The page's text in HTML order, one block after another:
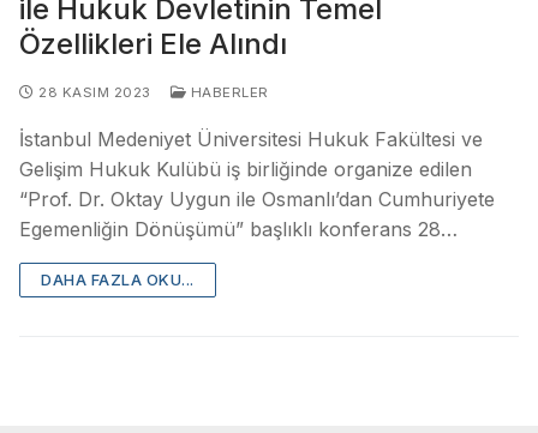
ile Hukuk Devletinin Temel
Özellikleri Ele Alındı
28 KASIM 2023 HABERLER
İstanbul Medeniyet Üniversitesi Hukuk Fakültesi ve
Gelişim Hukuk Kulübü iş birliğinde organize edilen
“Prof. Dr. Oktay Uygun ile Osmanlı’dan Cumhuriyete
Egemenliğin Dönüşümü” başlıklı konferans 28…
DAHA FAZLA OKU...